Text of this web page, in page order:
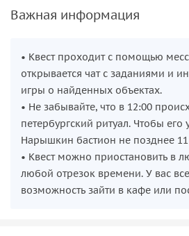
Важная информация
• Квест проходит с помощью
открывается чат с заданиями и
игры о найденных объектах.
• Не забывайте, что в 12:00
петербургский ритуал. Чтобы его
Нарышкин бастион не позднее
• Квест можно приостановить в
любой отрезок времени. У вас
возможность зайти в кафе или